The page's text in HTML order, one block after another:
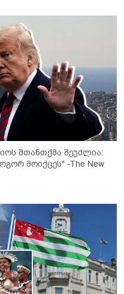
შთანთქმა შეუძლია:
-The New